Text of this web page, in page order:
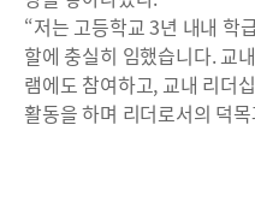
“저는 고등학교 3년 내내 학
할에 충실히 임했습니다. 교
램에도 참여하고, 교내 리더
활동을 하며 리더로서의 덕